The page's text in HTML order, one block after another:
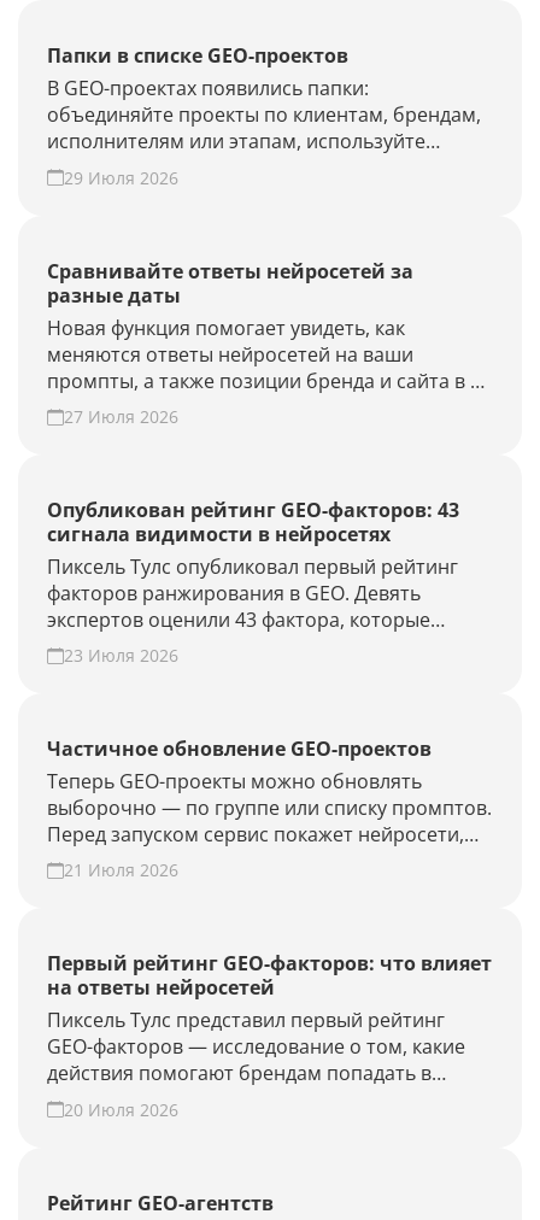
Папки в списке GEO-проектов
В GEO-проектах появились папки:
объединяйте проекты по клиентам, брендам,
исполнителям или этапам, используйте
фильтры и быстрее находите нужные.
Наведите порядок в списке проектов.
29 Июля 2026
Сравнивайте ответы нейросетей за
разные даты
Новая функция помогает увидеть, как
меняются ответы нейросетей на ваши
промпты, а также позиции бренда и сайта в AI-
выдаче.
27 Июля 2026
Опубликован рейтинг GEO-факторов: 43
сигнала видимости в нейросетях
Пиксель Тулс опубликовал первый рейтинг
факторов ранжирования в GEO. Девять
экспертов оценили 43 фактора, которые
влияют на видимость бренда в AI-ответах.
23 Июля 2026
Частичное обновление GEO-проектов
Теперь GEO-проекты можно обновлять
выборочно — по группе или списку промптов.
Перед запуском сервис покажет нейросети,
объём проверки и расход лимитов. Проверьте
новые запросы или результат GEO-работ без
21 Июля 2026
Первый рейтинг GEO-факторов: что влияет
на ответы нейросетей
Пиксель Тулс представил первый рейтинг
GEO-факторов — исследование о том, какие
действия помогают брендам попадать в
ответы нейросетей.
20 Июля 2026
Рейтинг GEO-агентств